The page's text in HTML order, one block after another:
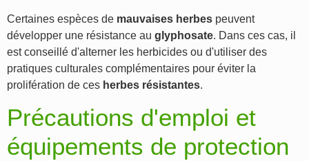
Certaines espèces de mauvaises herbes peuvent
développer une résistance au glyphosate. Dans ces cas, il
est conseillé d'alterner les herbicides ou d'utiliser des
pratiques culturales complémentaires pour éviter la
prolifération de ces herbes résistantes.
Précautions d'emploi et
équipements de protection